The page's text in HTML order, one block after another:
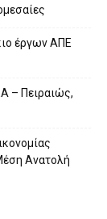
έργων ΑΠΕ
– Πειραιώς,
Ανατολή